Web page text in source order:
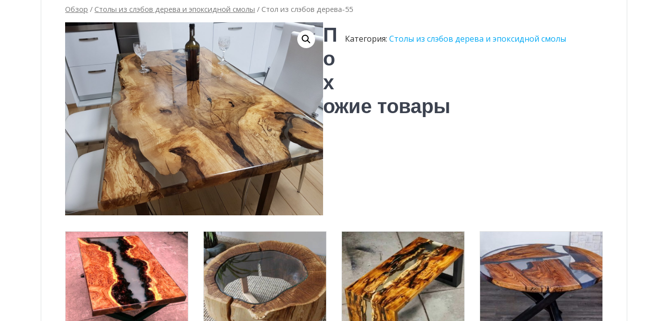
Обзор / Столы из слэбов дерева и эпоксидной смолы / Стол из слэбов дерева-55
Категория: Столы из слэбов дерева и эпоксидной смолы
П
о
х
ожие товары